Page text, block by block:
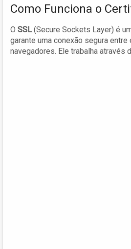
Como Funciona o
O SSL(Secure Sockets Layer) é
garante uma conexão segura
navegadores. Ele trabalha através